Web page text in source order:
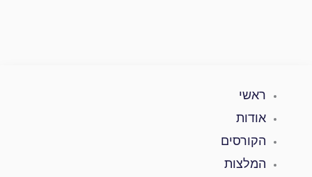
ראשי
אודות
הקורסים
המלצות